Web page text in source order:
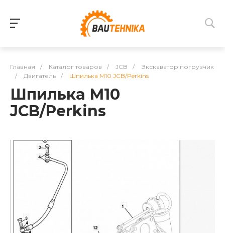
Главная / Каталог товаров / JCB /
Экскаватор погрузчик
/
Двигатель / Шпилька М10 JCB/Perkins
Шпилька М10
JCB/Perkins